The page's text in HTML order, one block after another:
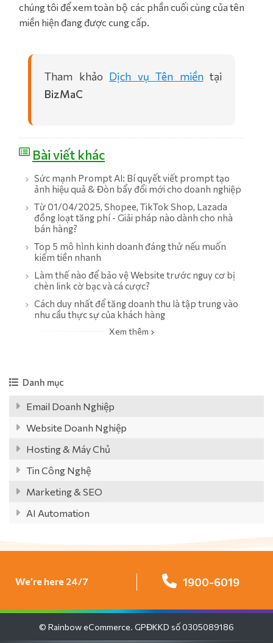
chúng tôi để xem toàn bộ các phần cuối cùng của tên
miền hiện đang được cung cấp.
Tham khảo Dịch vụ Tên miềntại
BizMaC
Bài viết khác
Sức mạnh Prompt AI: Bí quyết viết prompt tạo
ảnh hiệu quả & Đòn bẩy đổi mới cho doanh nghiệp
Từ 01/04/2025, Shopee, TikTok Shop, Lazada
đồng loạt tăng phí - Giải pháp nào dành cho nhà
bán hàng?
Top 5 mô hình kinh doanh đáng thử nếu muốn
kiếm tiền nhanh
Làm thế nào để bảo vệ Website trước nguy cơ bị
chèn link cờ bạc và cá cược?
Cách duy nhất để tăng doanh thu là tập trung vào
nhu cầu thực sự của khách hàng
Xem thêm
Danh mục
Email Doanh Nghiệp
Website Doanh Nghiệp
Hosting & Máy Chủ
Tin Công Nghệ
Marketing & SEO
AI Automation
We’re here 24/7 1900-6019
© Rainbow eCommerce. GPĐKKD số 0305089186